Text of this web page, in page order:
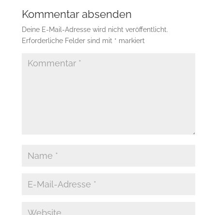
Kommentar absenden
Deine E-Mail-Adresse wird nicht veröffentlicht.
Erforderliche Felder sind mit * markiert